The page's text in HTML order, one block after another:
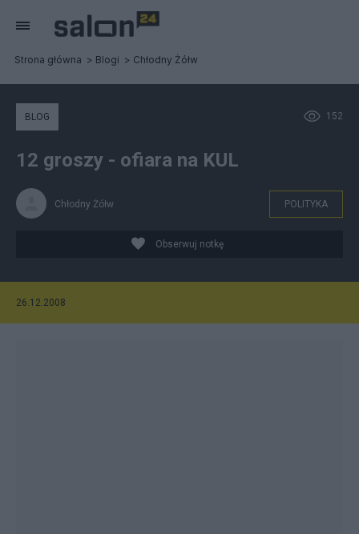
Strona główna Blogi Chłodny Żółw
152
BLOG
12 groszy - ofiara na KUL
Chłodny Żółw POLITYKA
Obserwuj notkę
26.12.2008